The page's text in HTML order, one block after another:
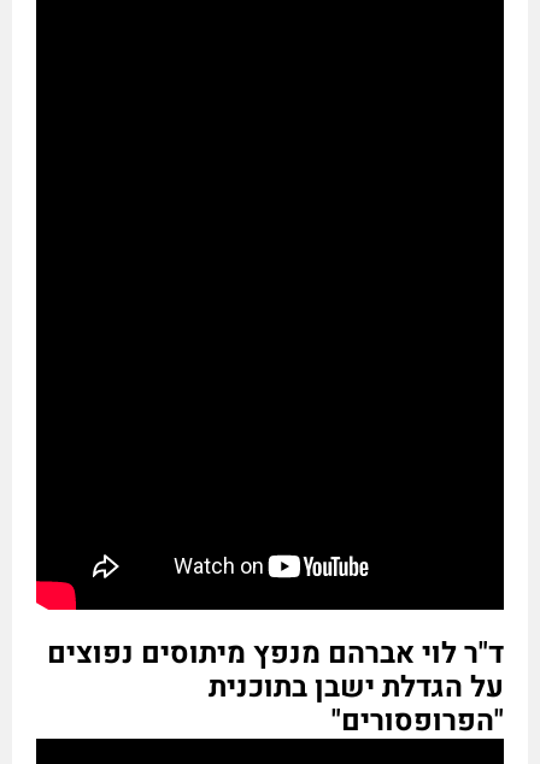
ד"ר לוי אברהם מנפץ מיתוסים נפוצים
על הגדלת ישבן בתוכנית
"הפרופסורים"